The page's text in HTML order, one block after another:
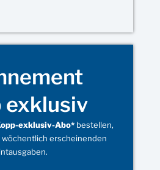
exklusiv
exklusiv-Abo* bestellen,
erscheinenden